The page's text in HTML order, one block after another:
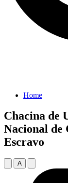
Home
Chacina de
Nacional de
Escravo
A